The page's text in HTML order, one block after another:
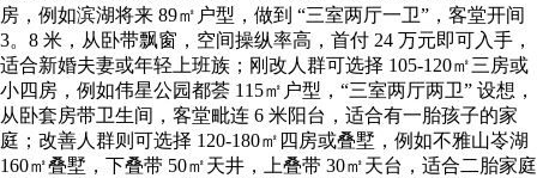
房，例如滨湖将来 89㎡户型，做到 “三室两厅一卫”，客堂开间
3。8 米，从卧带飘窗，空间操纵率高，首付 24 万元即可入手，
适合新婚夫妻或年轻上班族；刚改人群可选择 105-120㎡三房或
小四房，例如伟星公园都荟 115㎡户型，“三室两厅两卫” 设想，
从卧套房带卫生间，客堂毗连 6 米阳台，适合有一胎孩子的家
庭；改善人群则可选择 120-180㎡四房或叠墅，例如不雅山岺湖
160㎡叠墅，下叠带 50㎡天井，上叠带 30㎡天台，适合二胎家庭